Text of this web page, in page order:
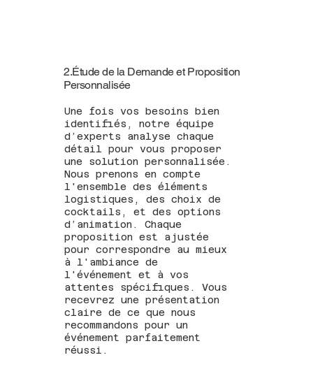
2.Étude de la Demande et Proposition
Personnalisée
Une fois vos besoins bien
identifiés, notre équipe
d’experts analyse chaque
détail pour vous proposer
une solution personnalisée.
Nous prenons en compte
l'ensemble des éléments
logistiques, des choix de
cocktails, et des options
d’animation. Chaque
proposition est ajustée
pour correspondre au mieux
à l'ambiance de
l'événement et à vos
attentes spécifiques. Vous
recevrez une présentation
claire de ce que nous
recommandons pour un
événement parfaitement
réussi.